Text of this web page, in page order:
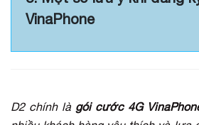
VinaPhone
D2 chính là gói cước 4G